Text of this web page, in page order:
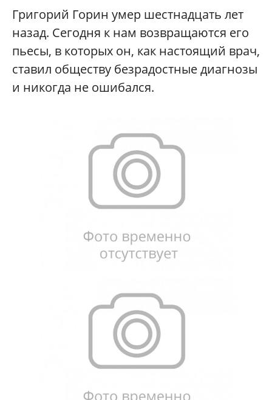
Григорий Горин умер шестнадцать лет
назад. Сегодня к нам возвращаются его
пьесы, в которых он, как настоящий врач,
ставил обществу безрадостные диагнозы
и никогда не ошибался.